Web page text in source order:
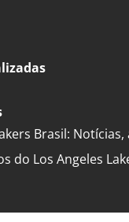
Brasil:
do Los Angeles